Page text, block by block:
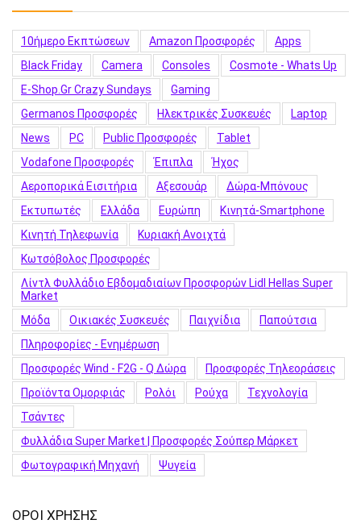
10ήμερο Εκπτώσεων Amazon Προσφορές
Apps
Black Friday
Camera Consoles
Cosmote - Whats Up
E-Shop.gr Crazy Sundays
Gaming
Germanos Προσφορές
Hλεκτρικές Συσκευές
Laptop
News
PC Public Προσφορές
Tablet
Vodafone Προσφορές
Έπιπλα
Ήχος
Αεροπορικά Εισιτήρια
Αξεσουάρ
Δώρα-Μπόνους
Εκτυπωτές
Ελλάδα Ευρώπη
Κινητά-Smartphone
Κινητή Τηλεφωνία
Κυριακή Ανοιχτά
Κωτσόβολος Προσφορές
Λίντλ Φυλλάδιο Εβδομαδιαίων Προσφορών Lidl Hellas Super
Market
Μόδα
Οικιακές Συσκευές Παιχνίδια
Παπούτσια
Πληροφορίες - Ενημέρωση
Προσφορές Wind - F2G - Q Δώρα
Προσφορές Τηλεοράσεις
Προϊόντα Ομορφιάς
Ρολόι Ρούχα
Τεχνολογία
Τσάντες
Φυλλάδια Super Market | Προσφορές Σούπερ Μάρκετ
Φωτογραφική Μηχανή
Ψυγεία
ΟΡΟΙ ΧΡΗΣΗΣ